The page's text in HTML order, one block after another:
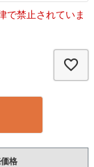
で禁止されていま
格